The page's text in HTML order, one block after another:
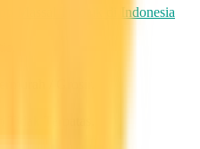
Massal Terbaik di Indonesia